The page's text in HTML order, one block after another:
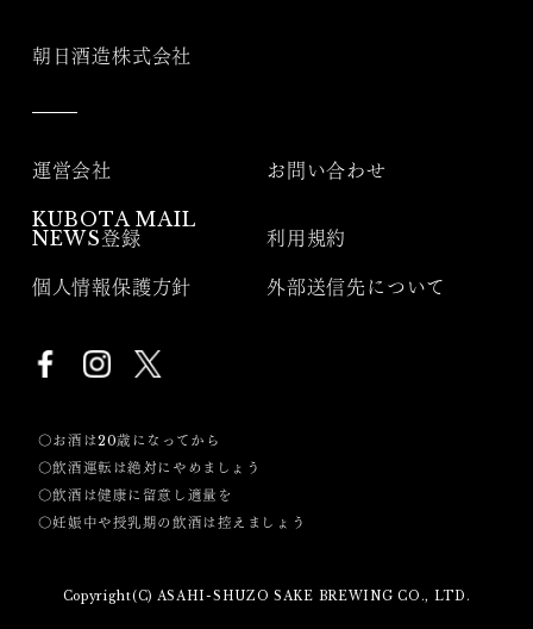
朝日酒造株式会社
運営会社 お問い合わせ
KUBOTA MAIL
NEWS登録
利用規約
個人情報保護方針 外部送信先について
〇お酒は20歳になってから
〇飲酒運転は絶対にやめましょう
〇飲酒は健康に留意し適量を
〇妊娠中や授乳期の飲酒は控えましょう
Copyright(C) ASAHI-SHUZO SAKE BREWING CO., LTD.